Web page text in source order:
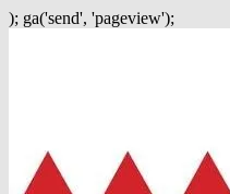
); ga('send', 'pageview');